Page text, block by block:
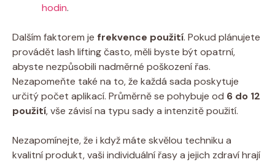
hodin.
Dalším faktorem je frekvence použití. Pokud plánujete
provádět lash lifting často, měli byste být opatrní,
abyste nezpůsobili nadměrné poškození řas.
Nezapomeňte také na to, že každá sada poskytuje
určitý počet aplikací. Průměrně se pohybuje od 6 do 12
použití, vše závisí na typu sady a intenzitě použití.
Nezapomínejte, že i když máte skvělou techniku a
kvalitní produkt, vaši individuální řasy a jejich zdraví hrají